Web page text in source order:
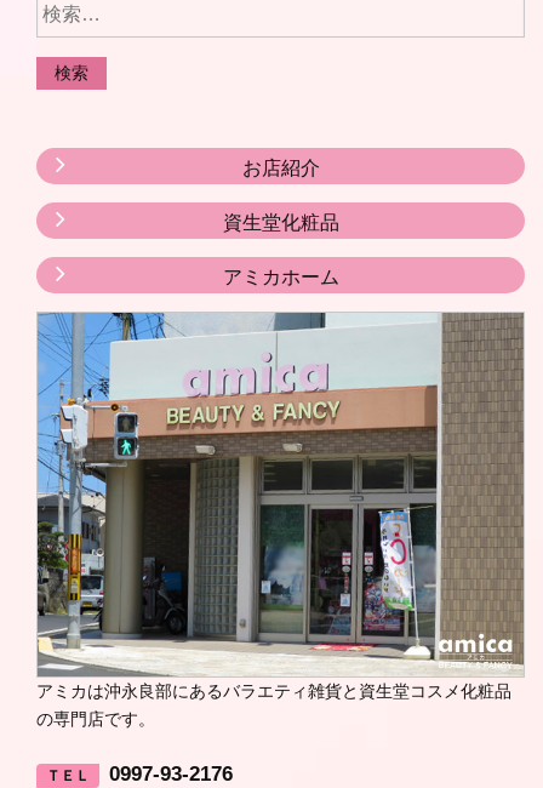
お店紹介
資生堂化粧品
アミカホーム
アミカは沖永良部にあるバラエティ雑貨と資生堂コスメ化粧品
の専門店です。
ＴＥＬ 0997-93-2176